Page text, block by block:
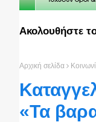
Ακολουθήστε
Αρχική σελίδα
«Τα